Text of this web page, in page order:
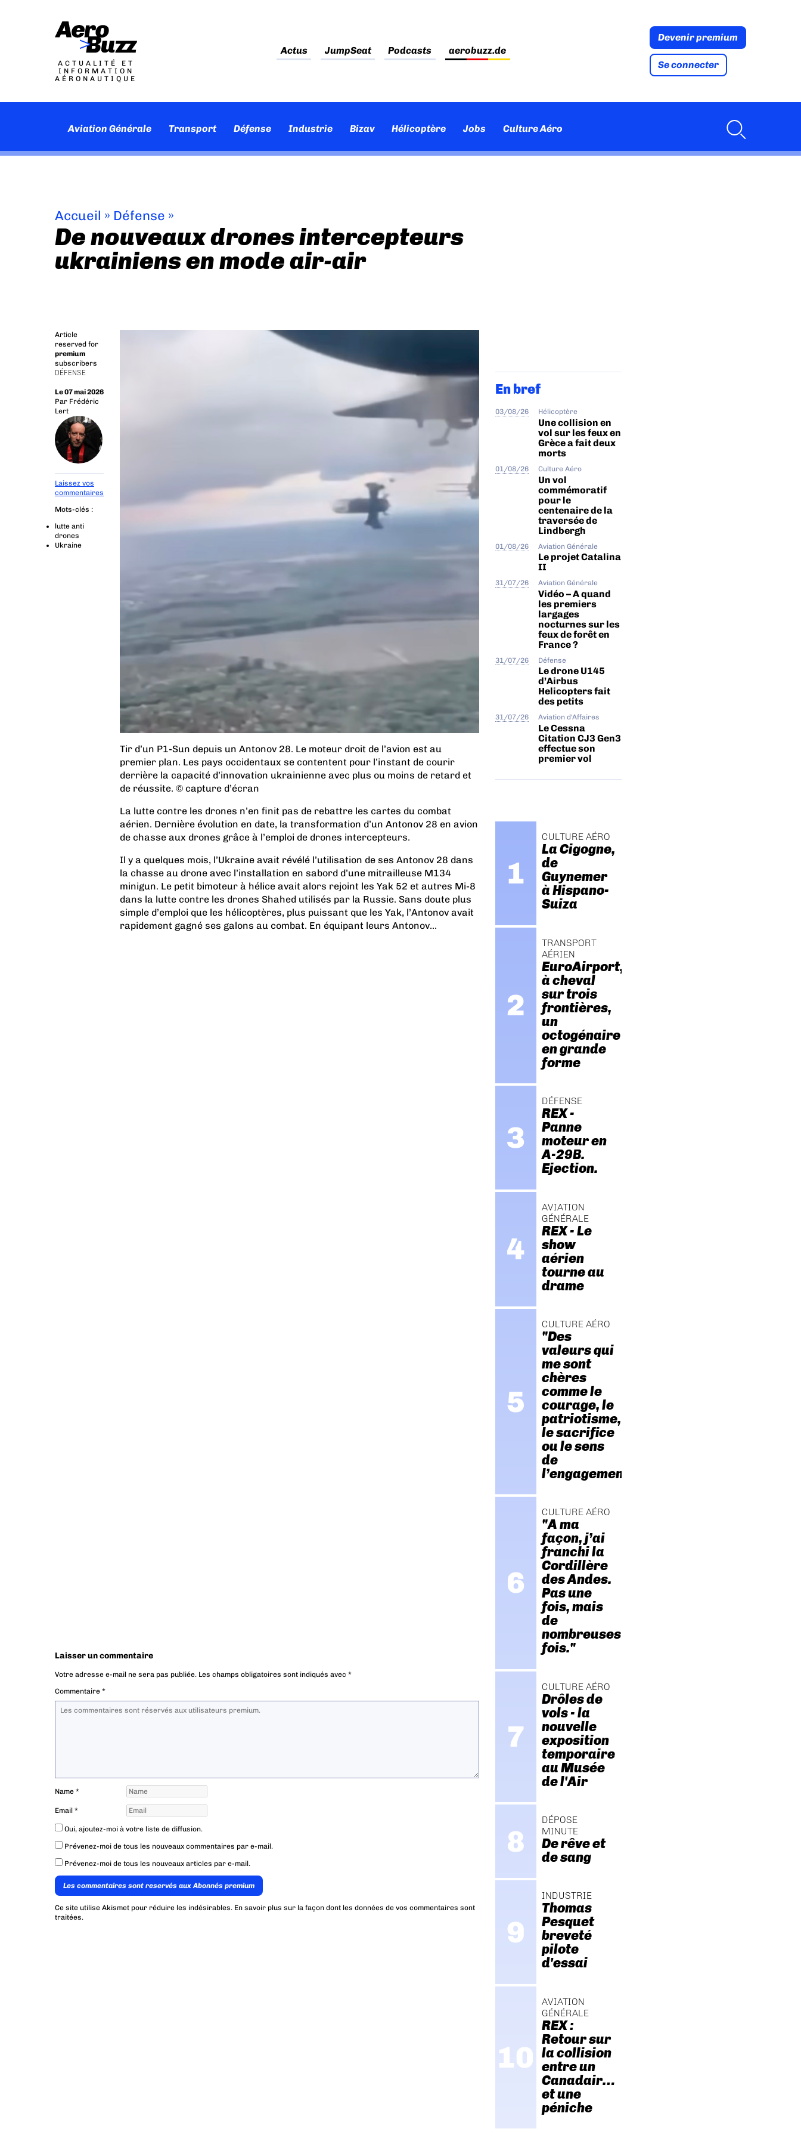
ACTUALITÉ ET
INFORMATION
AÉRONAUTIQUE
Actus JumpSeat Podcasts aerobuzz.de
Devenir premium
Se connecter
Aviation Générale Transport Défense Industrie Bizav Hélicoptère Jobs Culture Aéro
Accueil » Défense »
De nouveaux drones intercepteurs
ukrainiens en mode air-air
Article
reserved for
premium
subscribers
DÉFENSE
Le 07 mai 2026
Par Frédéric
Lert
Laissez vos
commentaires
Mots-clés :
lutte anti
drones
Ukraine
Tir d’un P1-Sun depuis un Antonov 28. Le moteur droit de l’avion est au
premier plan. Les pays occidentaux se contentent pour l’instant de courir
derrière la capacité d’innovation ukrainienne avec plus ou moins de retard et
de réussite. © capture d’écran
La lutte contre les drones n’en finit pas de rebattre les cartes du combat
aérien. Dernière évolution en date, la transformation d’un Antonov 28 en avion
de chasse aux drones grâce à l’emploi de drones intercepteurs.
Il y a quelques mois, l’Ukraine avait révélé l’utilisation de ses Antonov 28 dans
la chasse au drone avec l’installation en sabord d’une mitrailleuse M134
minigun. Le petit bimoteur à hélice avait alors rejoint les Yak 52 et autres Mi-8
dans la lutte contre les drones Shahed utilisés par la Russie. Sans doute plus
simple d’emploi que les hélicoptères, plus puissant que les Yak, l’Antonov avait
rapidement gagné ses galons au combat. En équipant leurs Antonov...
Laisser un commentaire
Votre adresse e-mail ne sera pas publiée. Les champs obligatoires sont indiqués avec *
Commentaire *
Name *
Email *
Oui, ajoutez-moi à votre liste de diffusion.
Prévenez-moi de tous les nouveaux commentaires par e-mail.
Prévenez-moi de tous les nouveaux articles par e-mail.
Les commentaires sont reservés aux Abonnés premium
Ce site utilise Akismet pour réduire les indésirables. En savoir plus sur la façon dont les données de vos commentaires sont
traitées.
En bref
03/08/26 Hélicoptère
Une collision en
vol sur les feux en
Grèce a fait deux
morts
01/08/26 Culture Aéro
Un vol
commémoratif
pour le
centenaire de la
traversée de
Lindbergh
01/08/26 Aviation Générale
Le projet Catalina
II
31/07/26 Aviation Générale
Vidéo – A quand
les premiers
largages
nocturnes sur les
feux de forêt en
France ?
31/07/26 Défense
Le drone U145
d’Airbus
Helicopters fait
des petits
31/07/26 Aviation d'Affaires
Le Cessna
Citation CJ3 Gen3
effectue son
premier vol
CULTURE AÉRO
La Cigogne,
de
Guynemer
à Hispano-
Suiza
TRANSPORT
AÉRIEN
EuroAirport,
à cheval
sur trois
frontières,
un
octogénaire
en grande
forme
DÉFENSE
REX -
Panne
moteur en
A-29B.
Ejection.
AVIATION
GÉNÉRALE
REX - Le
show
aérien
tourne au
drame
CULTURE AÉRO
"Des
valeurs qui
me sont
chères
comme le
courage, le
patriotisme,
le sacrifice
ou le sens
de
l’engagement."
CULTURE AÉRO
"A ma
façon, j’ai
franchi la
Cordillère
des Andes.
Pas une
fois, mais
de
nombreuses
fois."
CULTURE AÉRO
Drôles de
vols - la
nouvelle
exposition
temporaire
au Musée
de l'Air
DÉPOSE
MINUTE
De rêve et
de sang
INDUSTRIE
Thomas
Pesquet
breveté
pilote
d'essai
AVIATION
GÉNÉRALE
REX :
Retour sur
la collision
entre un
Canadair…
et une
péniche